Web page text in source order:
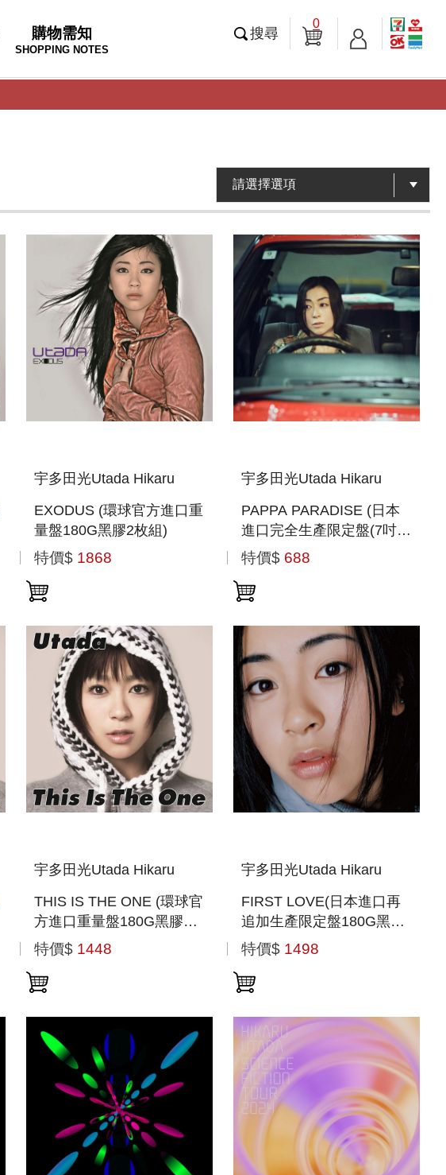
購物需知
SHOPPING NOTES
搜尋
0
宇多田光Utada Hikaru
EXODUS (環球官方進口重
量盤180G黑膠2枚組)
特價$ 1868
宇多田光Utada Hikaru
PAPPA PARADISE (日本
進口完全生產限定盤(7吋黑
膠LP))
特價$ 688
宇多田光Utada Hikaru
THIS IS THE ONE (環球官
方進口重量盤180G黑膠
LP) (預購至6/12 12:00止)
特價$ 1448
宇多田光Utada Hikaru
FIRST LOVE(日本進口再
追加生產限定盤180G黑膠
2LP)
特價$ 1498